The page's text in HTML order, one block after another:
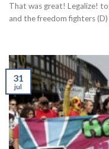
That was great! Legalize!
and the freedom fighters (D)
31
jul